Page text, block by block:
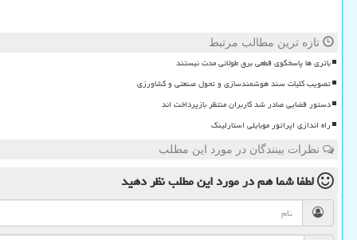
تازه ترین مطالب مرتبط
باتری ها پاسخگوی قطعی برق طولانی مدت نیستند
تصویب کلیات سند هوشمندسازی و تحول صنعتی و کشاورزی
دستور قضایی صادر شد کاربران منتظر بازپرداخت اند
راه اندازی اپراتور موبایلی استارلینک
نظرات بینندگان در مورد این مطلب
لطفا شما همدر مورد این مطلبنظر دهید